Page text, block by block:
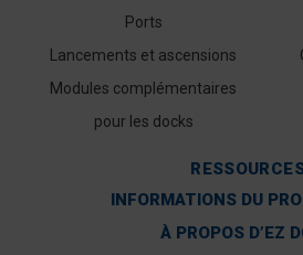
Ports
Lancements et ascensions
Modules complémentaires
pour les docks
INFORMATIONS DU
À PROPOS D’EZ